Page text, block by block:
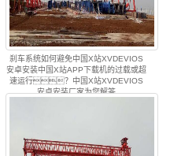
刹车系统如何避免中国X站XVDEVIOS
安卓安装中国X站APP下载机的过载或超
速运行？中国X站XVDEVIOS
安卓安装厂家为您解答